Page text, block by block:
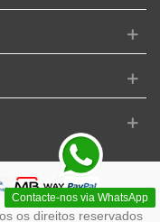
Contacte-nos via WhatsApp
os direitos reservados